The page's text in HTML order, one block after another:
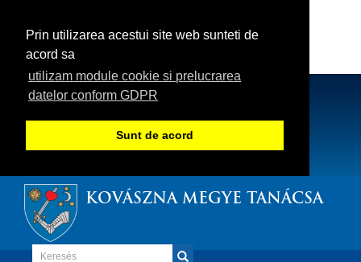
Prin utilizarea acestui site web sunteti de
acord sa
utilizam module cookie si prelucrarea
datelor conform GDPR
Sunt de acord
KOVÁSZNA MEGYE TANÁCSA